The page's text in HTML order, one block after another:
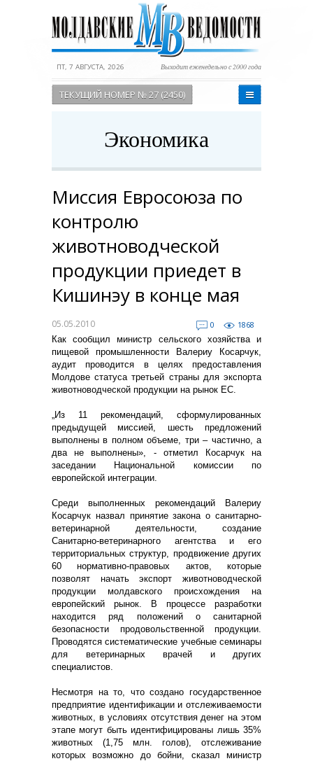
ПТ, 7 АВГУСТА, 2026 Выходит еженедельно с 2000 года
ТЕКУЩИЙ НОМЕР № 27 (2450)
Экономика
Миссия Евросоюза по
контролю
животноводческой
продукции приедет в
Кишинэу в конце мая
05.05.2010 0
1868
Как сообщил министр сельского хозяйства и
пищевой промышленности Валериу Косарчук,
аудит проводится в целях предоставления
Молдове статуса третьей страны для экспорта
животноводческой продукции на рынок ЕС.
„Из 11 рекомендаций, сформулированных
предыдущей миссией, шесть предложений
выполнены в полном объеме, три – частично, а
два не выполнены», - отметил Косарчук на
заседании Национальной комиссии по
европейской интеграции.
Среди выполненных рекомендаций Валериу
Косарчук назвал принятие закона о санитарно-
ветеринарной деятельности, создание
Санитарно-ветеринарного агентства и его
территориальных структур, продвижение других
60 нормативно-правовых актов, которые
позволят начать экспорт животноводческой
продукции молдавского происхождения на
европейский рынок. В процессе разработки
находится ряд положений о санитарной
безопасности продовольственной продукции.
Проводятся систематические учебные семинары
для ветеринарных врачей и других
специалистов.
Несмотря на то, что создано государственное
предприятие идентификации и отслеживаемости
животных, в условиях отсутствия денег на этом
этапе могут быть идентифицированы лишь 35%
животных (1,75 млн. голов), отслеживание
которых возможно до бойни, сказал министр